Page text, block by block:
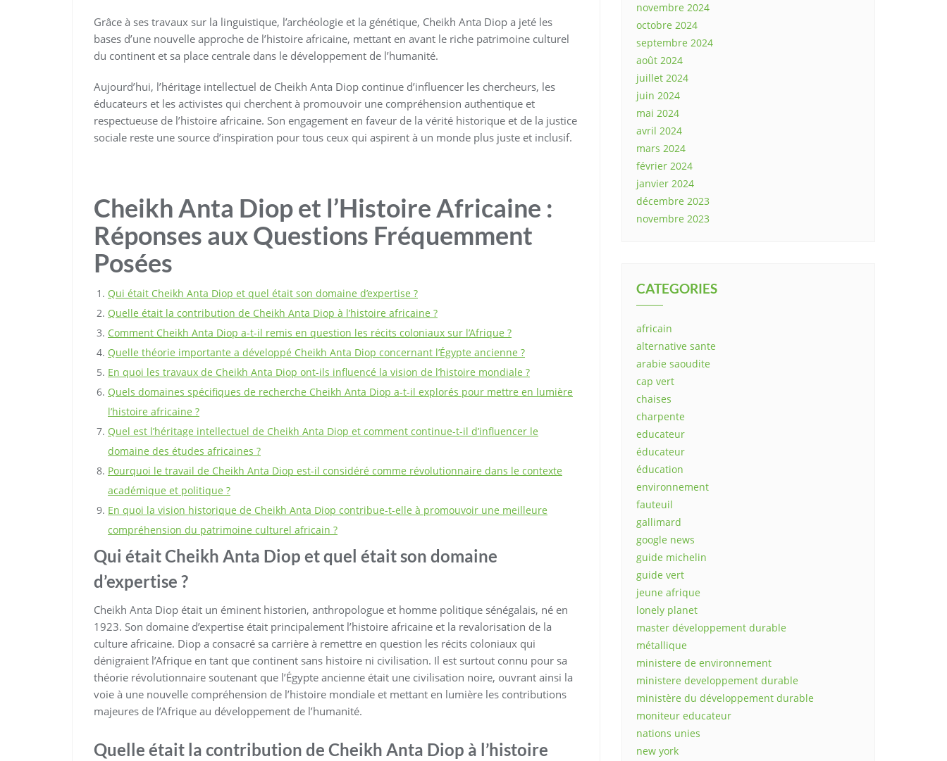
Grâce à ses travaux sur la linguistique, l’archéologie et la génétique, Cheikh Anta Diop a jeté les
bases d’une nouvelle approche de l’histoire africaine, mettant en avant le riche patrimoine culturel
du continent et sa place centrale dans le développement de l’humanité.
Aujourd’hui, l’héritage intellectuel de Cheikh Anta Diop continue d’influencer les chercheurs, les
éducateurs et les activistes qui cherchent à promouvoir une compréhension authentique et
respectueuse de l’histoire africaine. Son engagement en faveur de la vérité historique et de la justice
sociale reste une source d’inspiration pour tous ceux qui aspirent à un monde plus juste et inclusif.
Cheikh Anta Diop et l’Histoire Africaine :
Réponses aux Questions Fréquemment
Posées
Qui était Cheikh Anta Diop et quel était son domaine d’expertise ?
Quelle était la contribution de Cheikh Anta Diop à l’histoire africaine ?
Comment Cheikh Anta Diop a-t-il remis en question les récits coloniaux sur l’Afrique ?
Quelle théorie importante a développé Cheikh Anta Diop concernant l’Égypte ancienne ?
En quoi les travaux de Cheikh Anta Diop ont-ils influencé la vision de l’histoire mondiale ?
Quels domaines spécifiques de recherche Cheikh Anta Diop a-t-il explorés pour mettre en lumière
l’histoire africaine ?
Quel est l’héritage intellectuel de Cheikh Anta Diop et comment continue-t-il d’influencer le
domaine des études africaines ?
Pourquoi le travail de Cheikh Anta Diop est-il considéré comme révolutionnaire dans le contexte
académique et politique ?
En quoi la vision historique de Cheikh Anta Diop contribue-t-elle à promouvoir une meilleure
compréhension du patrimoine culturel africain ?
Qui était Cheikh Anta Diop et quel était son domaine
d’expertise ?
Cheikh Anta Diop était un éminent historien, anthropologue et homme politique sénégalais, né en
1923. Son domaine d’expertise était principalement l’histoire africaine et la revalorisation de la
culture africaine. Diop a consacré sa carrière à remettre en question les récits coloniaux qui
dénigraient l’Afrique en tant que continent sans histoire ni civilisation. Il est surtout connu pour sa
théorie révolutionnaire soutenant que l’Égypte ancienne était une civilisation noire, ouvrant ainsi la
voie à une nouvelle compréhension de l’histoire mondiale et mettant en lumière les contributions
majeures de l’Afrique au développement de l’humanité.
Quelle était la contribution de Cheikh Anta Diop à l’histoire
novembre 2024
octobre 2024
septembre 2024
août 2024
juillet 2024
juin 2024
mai 2024
avril 2024
mars 2024
février 2024
janvier 2024
décembre 2023
novembre 2023
CATEGORIES
africain
alternative sante
arabie saoudite
cap vert
chaises
charpente
educateur
éducateur
éducation
environnement
fauteuil
gallimard
google news
guide michelin
guide vert
jeune afrique
lonely planet
master développement durable
métallique
ministere de environnement
ministere developpement durable
ministère du développement durable
moniteur educateur
nations unies
new york